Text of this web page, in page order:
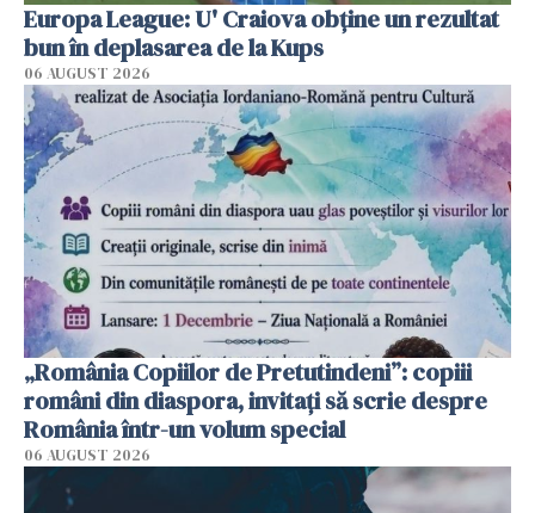
Europa League: U' Craiova obține un rezultat
bun în deplasarea de la Kups
06 AUGUST 2026
„România Copiilor de Pretutindeni”: copiii
români din diaspora, invitați să scrie despre
România într-un volum special
06 AUGUST 2026